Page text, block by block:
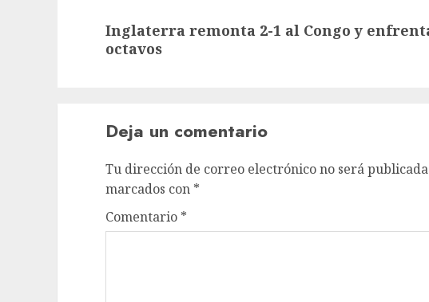
Inglaterra remonta 2-1 al Congo y
octavos
Deja un comentario
Tu dirección de correo electrónico no será
marcados con *
Comentario *